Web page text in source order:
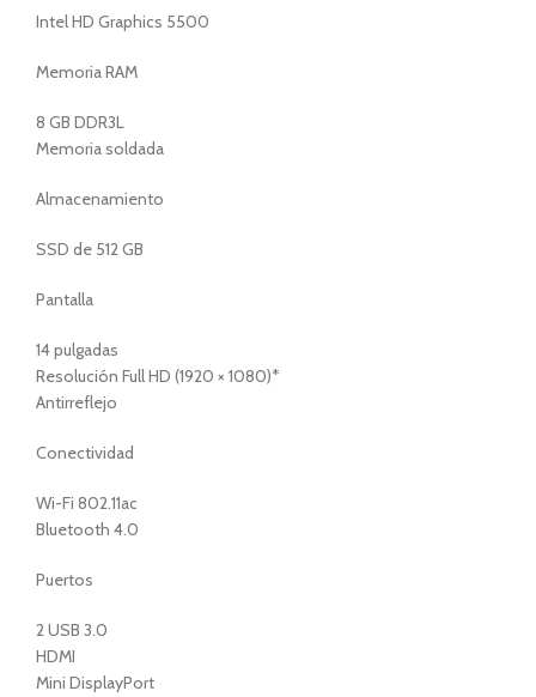
Intel HD Graphics 5500
Memoria RAM
8 GB DDR3L
Memoria soldada
Almacenamiento
SSD de 512 GB
Pantalla
14 pulgadas
Resolución Full HD (1920 × 1080)*
Antirreflejo
Conectividad
Wi-Fi 802.11ac
Bluetooth 4.0
Puertos
2 USB 3.0
HDMI
Mini DisplayPort